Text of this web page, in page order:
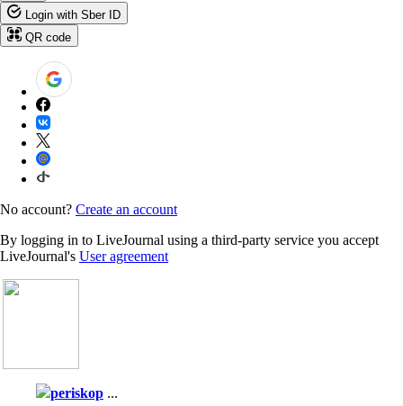
Login with Sber ID
QR code
No account? Create an account
By logging in to LiveJournal using a third-party service you accept
LiveJournal's User agreement
periskop ...